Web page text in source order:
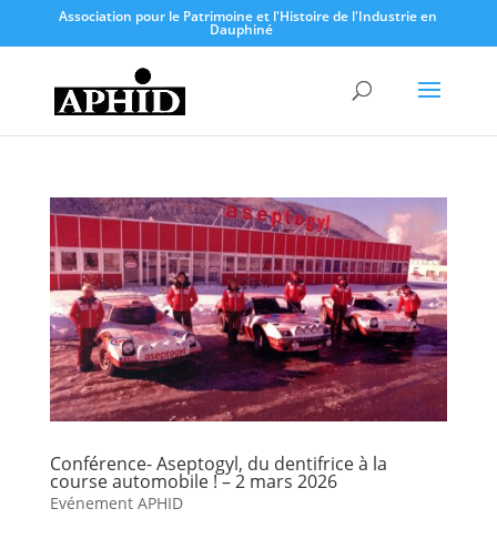
Association pour le Patrimoine et l'Histoire de l'Industrie en
Dauphiné
Conférence- Aseptogyl, du dentifrice à la
course automobile ! – 2 mars 2026
Evénement APHID